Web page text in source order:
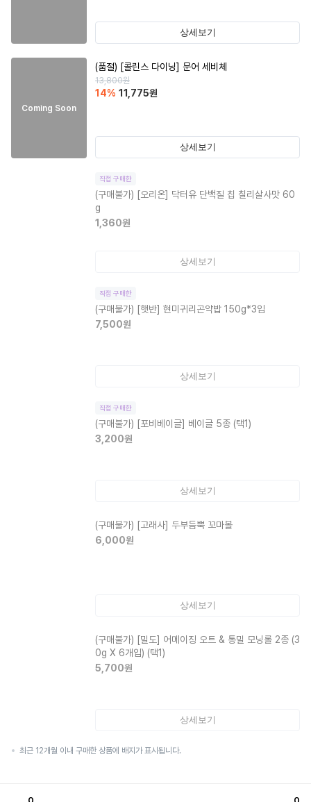
상세보기
Coming Soon
(품절) [콜린스 다이닝] 문어 세비체
13,800원
14% 11,775원
상세보기
직접 구매한
(구매불가) [오리온] 닥터유 단백질 칩 칠리살사맛 60
g
1,360원
상세보기
직접 구매한
(구매불가) [햇반] 현미귀리곤약밥 150g*3입
7,500원
상세보기
직접 구매한
(구매불가) [포비베이글] 베이글 5종 (택1)
3,200원
상세보기
(구매불가) [고래사] 두부듬뿍 꼬마볼
6,000원
상세보기
(구매불가) [밀도] 어메이징 오트 & 통밀 모닝롤 2종 (3
0g X 6개입) (택1)
5,700원
상세보기
최근 12개월 이내 구매한 상품에 배지가 표시됩니다.